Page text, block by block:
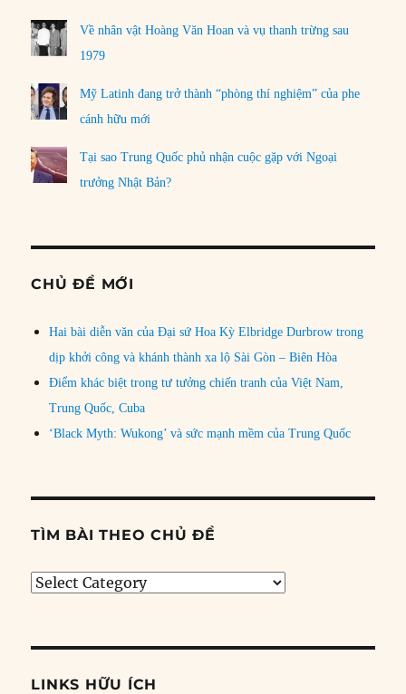
Về nhân vật Hoàng Văn Hoan và vụ thanh trừng sau
1979
Mỹ Latinh đang trở thành “phòng thí nghiệm” của phe
cánh hữu mới
Tại sao Trung Quốc phủ nhận cuộc gặp với Ngoại
trưởng Nhật Bản?
CHỦ ĐỀ MỚI
Hai bài diễn văn của Đại sứ Hoa Kỳ Elbridge Durbrow trong
dịp khởi công và khánh thành xa lộ Sài Gòn – Biên Hòa
Điểm khác biệt trong tư tưởng chiến tranh của Việt Nam,
Trung Quốc, Cuba
‘Black Myth: Wukong’ và sức mạnh mềm của Trung Quốc
TÌM BÀI THEO CHỦ ĐỀ
Tìm
đề
LINKS HỮU ÍCH